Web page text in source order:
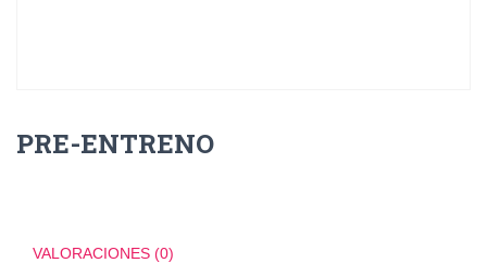
PRE-ENTRENO
VALORACIONES (0)